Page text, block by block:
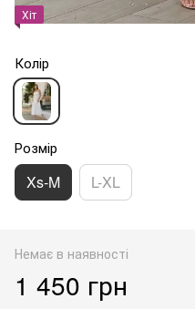
Хіт
Колір
Розмір
Xs-M L-XL
Немає в наявності
1 450 грн